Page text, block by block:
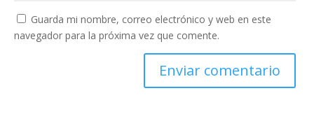
Guarda mi nombre, correo electrónico y web en este
navegador para la próxima vez que comente.